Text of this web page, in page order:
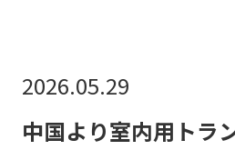
2026.05.29
中国より室内用トラ